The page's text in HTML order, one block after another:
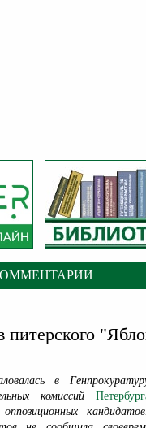
питерского
в
комиссий